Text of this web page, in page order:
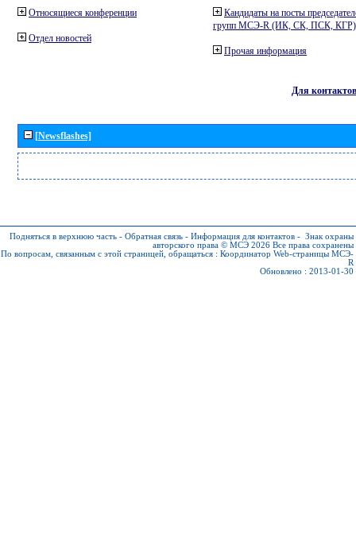
Относящиеся конференции
Отдел новостей
Кандидаты на посты
групп МСЭ-R (ИК, СК, ПСК, КГР)
Прочая информация
Для контактов
[Newsflashes]
Подняться в верхнюю часть - Обратная связь - Информация для контактов - Знак охраны
авторского права © МСЭ 2026 Все права сохранены
По вопросам, связанным с этой страницей, обращаться : Координатор Web-страницы МСЭ-
R
Обновлено : 2013-01-30